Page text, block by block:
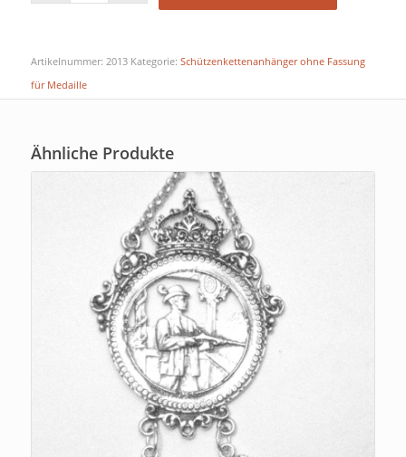
Artikelnummer: 2013 Kategorie: Schützenkettenanhänger ohne Fassung
für Medaille
Ähnliche Produkte